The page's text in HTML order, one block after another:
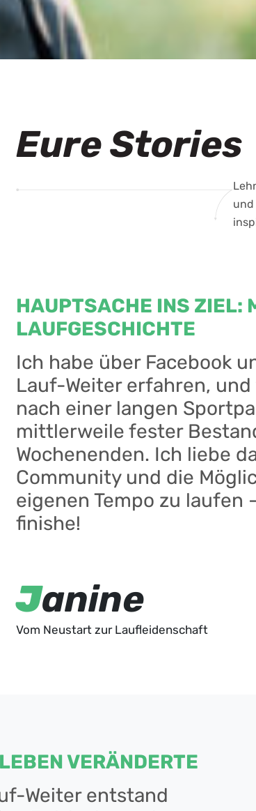
Eure Stories
und
HAUPTSACHE INS ZIEL:
LAUFGESCHICHTE
Ich habe über Facebook
Lauf-Weiter erfahren, und
nach einer langen
mittlerweile fester
Wochenenden. Ich liebe
Community und die
eigenen Tempo zu laufen
finishe!
war ich bei den Virtualrunners (leider pleite
gemerkt, wie viel Herzblut in allem steckt!
Früher habe ich viel Sport gemacht, aber
euch habe ich es endlich geschafft, meinen
der Qualität. Und die Community? Einfach
Ich würde sogar gerne noch einen Schritt
Laufbotschafter bei euch werden. Mein Ziel:
Janine
Vom Neustart zur Laufleidenschaft
VERÄNDERTE
Weiter entstand